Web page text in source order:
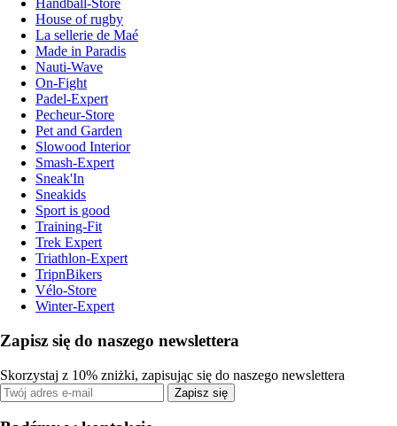
Handball-Store
House of rugby
La sellerie de Maé
Made in Paradis
Nauti-Wave
On-Fight
Padel-Expert
Pecheur-Store
Pet and Garden
Slowood Interior
Smash-Expert
Sneak'In
Sneakids
Sport is good
Training-Fit
Trek Expert
Triathlon-Expert
TripnBikers
Vélo-Store
Winter-Expert
Zapisz się do naszego newslettera
Skorzystaj z 10% zniżki, zapisując się do naszego newslettera
Zapisz się